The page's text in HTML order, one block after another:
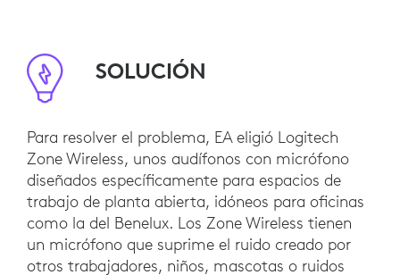
SOLUCIÓN
Para resolver el problema, EA eligió Logitech
Zone Wireless, unos audífonos con micrófono
diseñados específicamente para espacios de
trabajo de planta abierta, idóneos para oficinas
como la del Benelux. Los Zone Wireless tienen
un micrófono que suprime el ruido creado por
otros trabajadores, niños, mascotas o ruidos